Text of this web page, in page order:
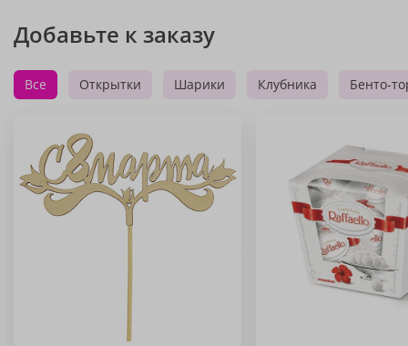
Добавьте к заказу
Все Открытки Шарики Клубника Бенто-